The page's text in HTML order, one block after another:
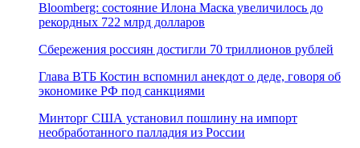
Bloomberg: состояние Илона Маска увеличилось до
рекордных 722 млрд долларов
Сбережения россиян достигли 70 триллионов рублей
Глава ВТБ Костин вспомнил анекдот о деде, говоря об
экономике РФ под санкциями
Минторг США установил пошлину на импорт
необработанного палладия из России